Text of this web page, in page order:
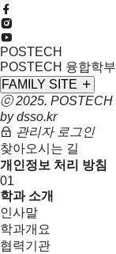
POSTECH
POSTECH 융합학부
FAMILY SITE
ⓒ 2025. POSTECH
bydsso.kr
관리자 로그인
찾아오시는 길
개인정보 처리 방침
01
학과 소개
인사말
학과개요
협력기관